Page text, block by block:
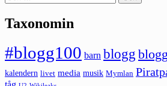
efter:
Taxonomin
#blogg100 barn blogg
kalendern livet media musik Mymlan